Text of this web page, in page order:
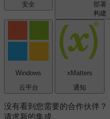
安全
部署
构建
Windows
云平台
xMatters
通知
没有看到您需要的合作伙伴？
请求新的集成。